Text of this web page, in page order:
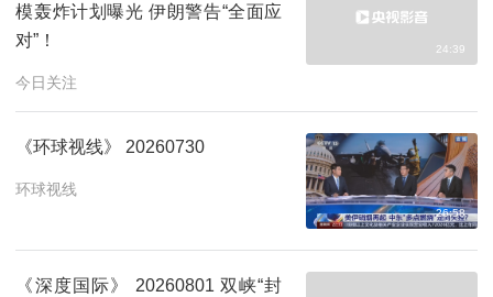
模轰炸计划曝光 伊朗警告“全面应
对”！
今日关注
24:39
《环球视线》 20260730
环球视线
26:58
《深度国际》 20260801 双峡“封